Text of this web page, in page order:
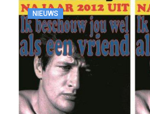
NIEUWS